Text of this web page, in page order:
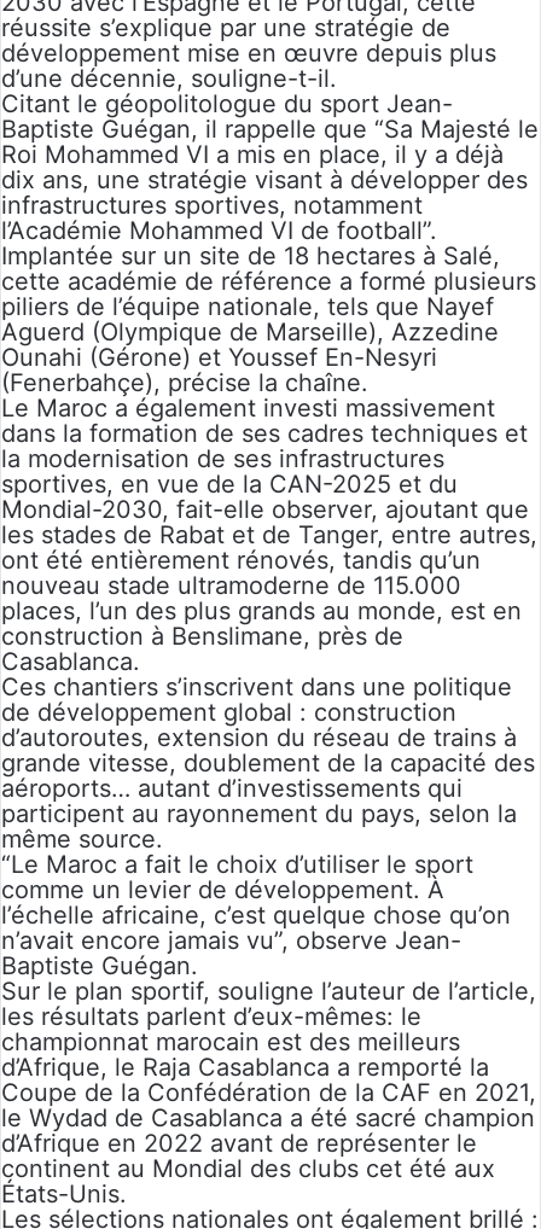
réussite s’explique par une stratégie de
développement mise en œuvre depuis plus
d’une décennie, souligne-t-il.
Citant le géopolitologue du sport Jean-
Baptiste Guégan, il rappelle que “Sa Majesté le
Roi Mohammed VI a mis en place, il y a déjà
dix ans, une stratégie visant à développer des
infrastructures sportives, notamment
l’Académie Mohammed VI de football”.
Implantée sur un site de 18 hectares à Salé,
cette académie de référence a formé plusieurs
piliers de l’équipe nationale, tels que Nayef
Aguerd (Olympique de Marseille), Azzedine
Ounahi (Gérone) et Youssef En-Nesyri
(Fenerbahçe), précise la chaîne.
Le Maroc a également investi massivement
dans la formation de ses cadres techniques et
la modernisation de ses infrastructures
sportives, en vue de la CAN-2025 et du
Mondial-2030, fait-elle observer, ajoutant que
les stades de Rabat et de Tanger, entre autres,
ont été entièrement rénovés, tandis qu’un
nouveau stade ultramoderne de 115.000
places, l’un des plus grands au monde, est en
construction à Benslimane, près de
Casablanca.
Ces chantiers s’inscrivent dans une politique
de développement global : construction
d’autoroutes, extension du réseau de trains à
grande vitesse, doublement de la capacité des
aéroports… autant d’investissements qui
participent au rayonnement du pays, selon la
même source.
“Le Maroc a fait le choix d’utiliser le sport
comme un levier de développement. À
l’échelle africaine, c’est quelque chose qu’on
n’avait encore jamais vu”, observe Jean-
Baptiste Guégan.
Sur le plan sportif, souligne l’auteur de l’article,
les résultats parlent d’eux-mêmes: le
championnat marocain est des meilleurs
d’Afrique, le Raja Casablanca a remporté la
Coupe de la Confédération de la CAF en 2021,
le Wydad de Casablanca a été sacré champion
d’Afrique en 2022 avant de représenter le
continent au Mondial des clubs cet été aux
États-Unis.
Les sélections nationales ont également brillé :